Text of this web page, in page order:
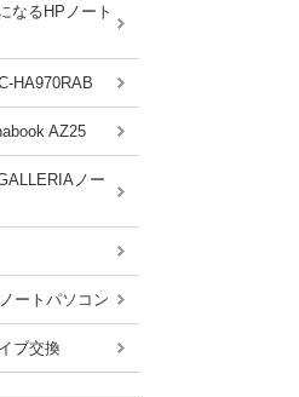
なるHPノート
HA970RAB
AZ25
ノー
ートパソコン
ブ交換